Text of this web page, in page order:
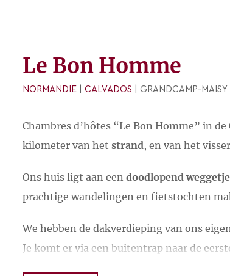
Le Bon Homme
NORMANDIE CALVADOS | GRANDCAMP-MAISY
Chambres d’hôtes “Le Bon Homme” in
kilometer van het strand, en van het
Ons huis ligt aan een doodlopend weggetje
prachtige wandelingen en fietstochten
We hebben de dakverdieping van ons
Je komt er via een buitentrap naar de